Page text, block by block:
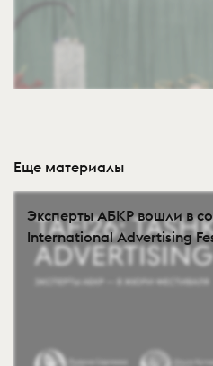
Еще материалы
Эксперты АБКР вошли в
International Advertising